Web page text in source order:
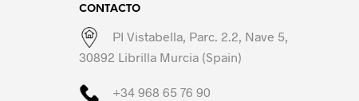
CONTACTO
PI Vistabella, Parc. 2.2, Nave 5,
30892 Librilla Murcia (Spain)
+34 968 65 76 90